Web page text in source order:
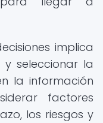
implica
y seleccionar la
la información
factores
los riesgos y